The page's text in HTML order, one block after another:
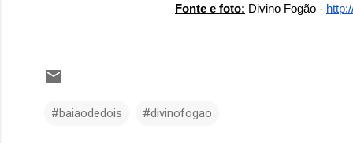
Fonte e foto: Divino Fogão -
#baiaodedois #divinofogao